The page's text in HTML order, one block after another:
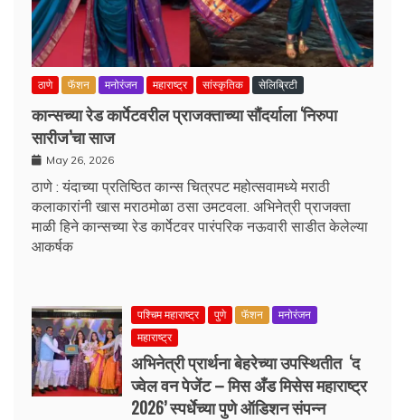
ठाणे फॅशन मनोरंजन महाराष्ट्र सांस्कृतिक सेलिब्रिटी
कान्सच्या रेड कार्पेटवरील प्राजक्ताच्या सौंदर्याला ‘निरुपा
सारीज’चा साज
May 26, 2026
ठाणे : यंदाच्या प्रतिष्ठित कान्स चित्रपट महोत्सवामध्ये मराठी
कलाकारांनी खास मराठमोळा ठसा उमटवला. अभिनेत्री प्राजक्ता
माळी हिने कान्सच्या रेड कार्पेटवर पारंपरिक नऊवारी साडीत केलेल्या
आकर्षक
पश्चिम महाराष्ट्र पुणे फॅशन
मनोरंजन
महाराष्ट्र
अभिनेत्री प्रार्थना बेहरेच्या उपस्थितीत ‘द
ज्वेल वन पेजेंट – मिस अँड मिसेस महाराष्ट्र
2026’ स्पर्धेच्या पुणे ऑडिशन संपन्न